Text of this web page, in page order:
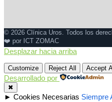
© 2026 Clínica Uros. Todos los
❤️ por ICT ZOMAC
Desplazar hacia arriba
Customize Reject All Accept
Desarrollado por
✖
► Cookies Necesarias Siempre